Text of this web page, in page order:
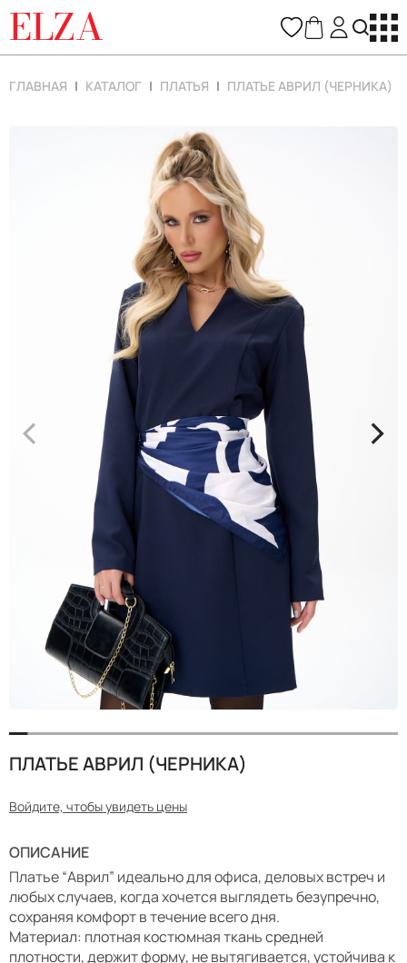
ELZA
ГЛАВНАЯ КАТАЛОГ ПЛАТЬЯ ПЛАТЬЕ АВРИЛ (ЧЕРНИКА)
< >
ПЛАТЬЕ АВРИЛ (ЧЕРНИКА)
Войдите, чтобы увидеть цены
ОПИСАНИЕ
Платье “Аврил” идеально для офиса, деловых встреч и
любых случаев, когда хочется выглядеть безупречно,
сохраняя комфорт в течение всего дня.
Материал: плотная костюмная ткань средней
плотности, держит форму, не вытягивается, устойчива к